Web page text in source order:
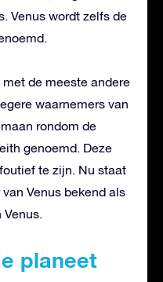
Venus wordt zelfs de
de meeste andere
waarnemers van
rondom de
genoemd. Deze
te zijn. Nu staat
Venus bekend als
planeet